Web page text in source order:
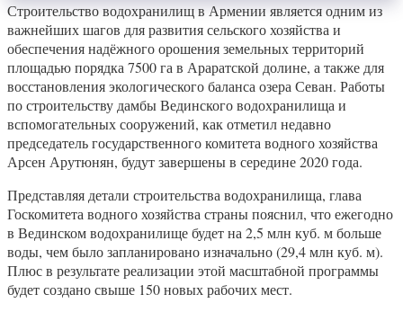
Строительство водохранилищ в Армении является одним из
важнейших шагов для развития сельского хозяйства и
обеспечения надёжного орошения земельных территорий
площадью порядка 7500 га в Араратской долине, а также для
восстановления экологического баланса озера Севан. Работы
по строительству дамбы Вединского водохранилища и
вспомогательных сооружений, как отметил недавно
председатель государственного комитета водного хозяйства
Арсен Арутюнян, будут завершены в середине 2020 года.
Представляя детали строительства водохранилища, глава
Госкомитета водного хозяйства страны пояснил, что ежегодно
в Вединском водохранилище будет на 2,5 млн куб. м больше
воды, чем было запланировано изначально (29,4 млн куб. м).
Плюс в результате реализации этой масштабной программы
будет создано свыше 150 новых рабочих мест.